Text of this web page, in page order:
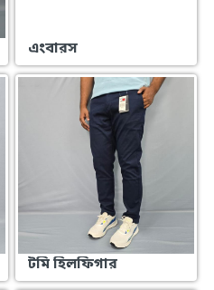
এংবারস
টমি হিলফিগার